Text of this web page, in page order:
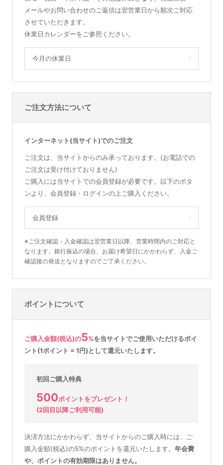
メールやお問い合わせのご返信は翌営業日から順次ご対応
させていただきます。
休業日カレンダーをご参照ください。
今月の休業日
ご注文方法について
インターネット(当サイト)でのご注文
ご注文は、当サイトからのみ承っております。(お電話での
ご注文は受け付けておりません)
ご購入には当サイトでの会員登録が必要です。以下のボタ
ンより、会員登録・ログインの上ご購入ください。
会員登録
※ご注文確認・入金確認は翌営業日以降、営業時間内のご対応と
なります。銀行振込の場合、お届け希望日にかかわらず、入金ご
確認後の発送となりますのでご了承ください。
ポイントについて
ご購入金額(税込)の5%を当サイトでご使用いただけるポイ
ント(1ポイント = 1円)として還元いたします。
初回ご購入特典
500ポイントをプレゼント！
(2回目以降ご利用可能)
決済方法にかかわらず、当サイトからのご購入時には、ご
購入金額(税込)の5%のポイントを還元いたします。 年会費
や、ポイントの有効期限はありません。